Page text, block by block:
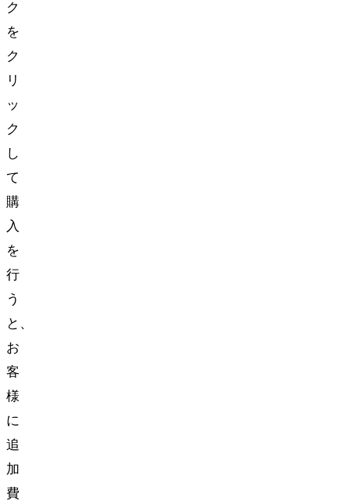
ク
を
ク
リ
ッ
ク
し
て
購
入
を
行
う
と、
お
客
様
に
追
加
費